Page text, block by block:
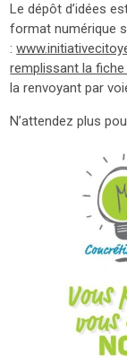
Le dépôt d’idées
format numérique
:
remplissant la fiche
la renvoyant par
N’attendez plus